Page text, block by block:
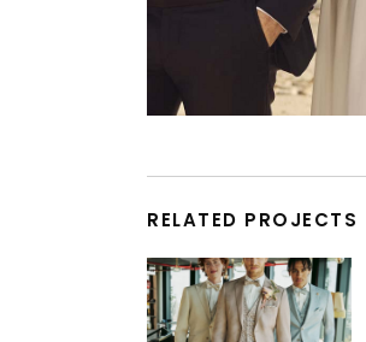
RELATED PROJECTS